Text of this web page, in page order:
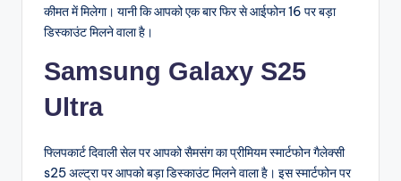
कीमत में मिलेगा। यानी कि आपको एक बार फिर से आईफोन 16 पर बड़ा
डिस्काउंट मिलने वाला है।
Samsung Galaxy S25
Ultra
फ्लिपकार्ट दिवाली सेल पर आपको सैमसंग का प्रीमियम स्मार्टफोन गैलेक्सी
s25 अल्ट्रा पर आपको बड़ा डिस्काउंट मिलने वाला है। इस स्मार्टफोन पर